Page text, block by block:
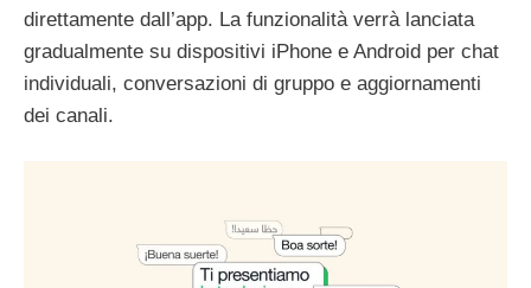
direttamente dall’app. La funzionalità verrà lanciata
gradualmente su dispositivi iPhone e Android per chat
individuali, conversazioni di gruppo e aggiornamenti
dei canali.